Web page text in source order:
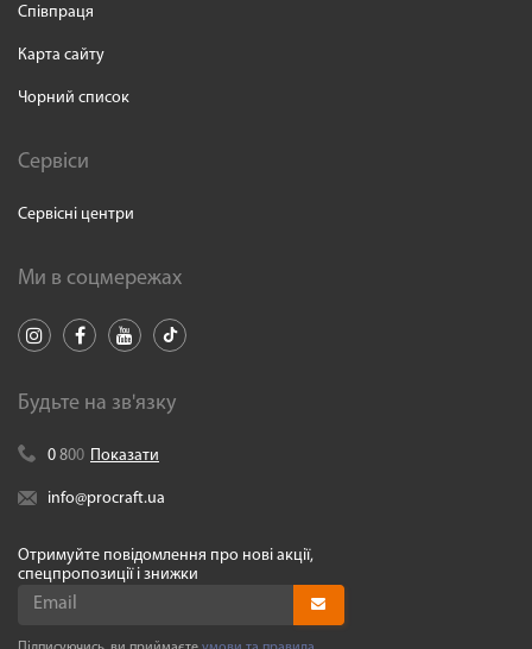
Співпраця
Карта сайту
Чорний список
Сервіси
Сервісні центри
Ми в соцмережах
Будьте на зв'язку
0 800 Показати
info@procraft.ua
Отримуйте повідомлення про нові акції,
спецпропозиції і знижки